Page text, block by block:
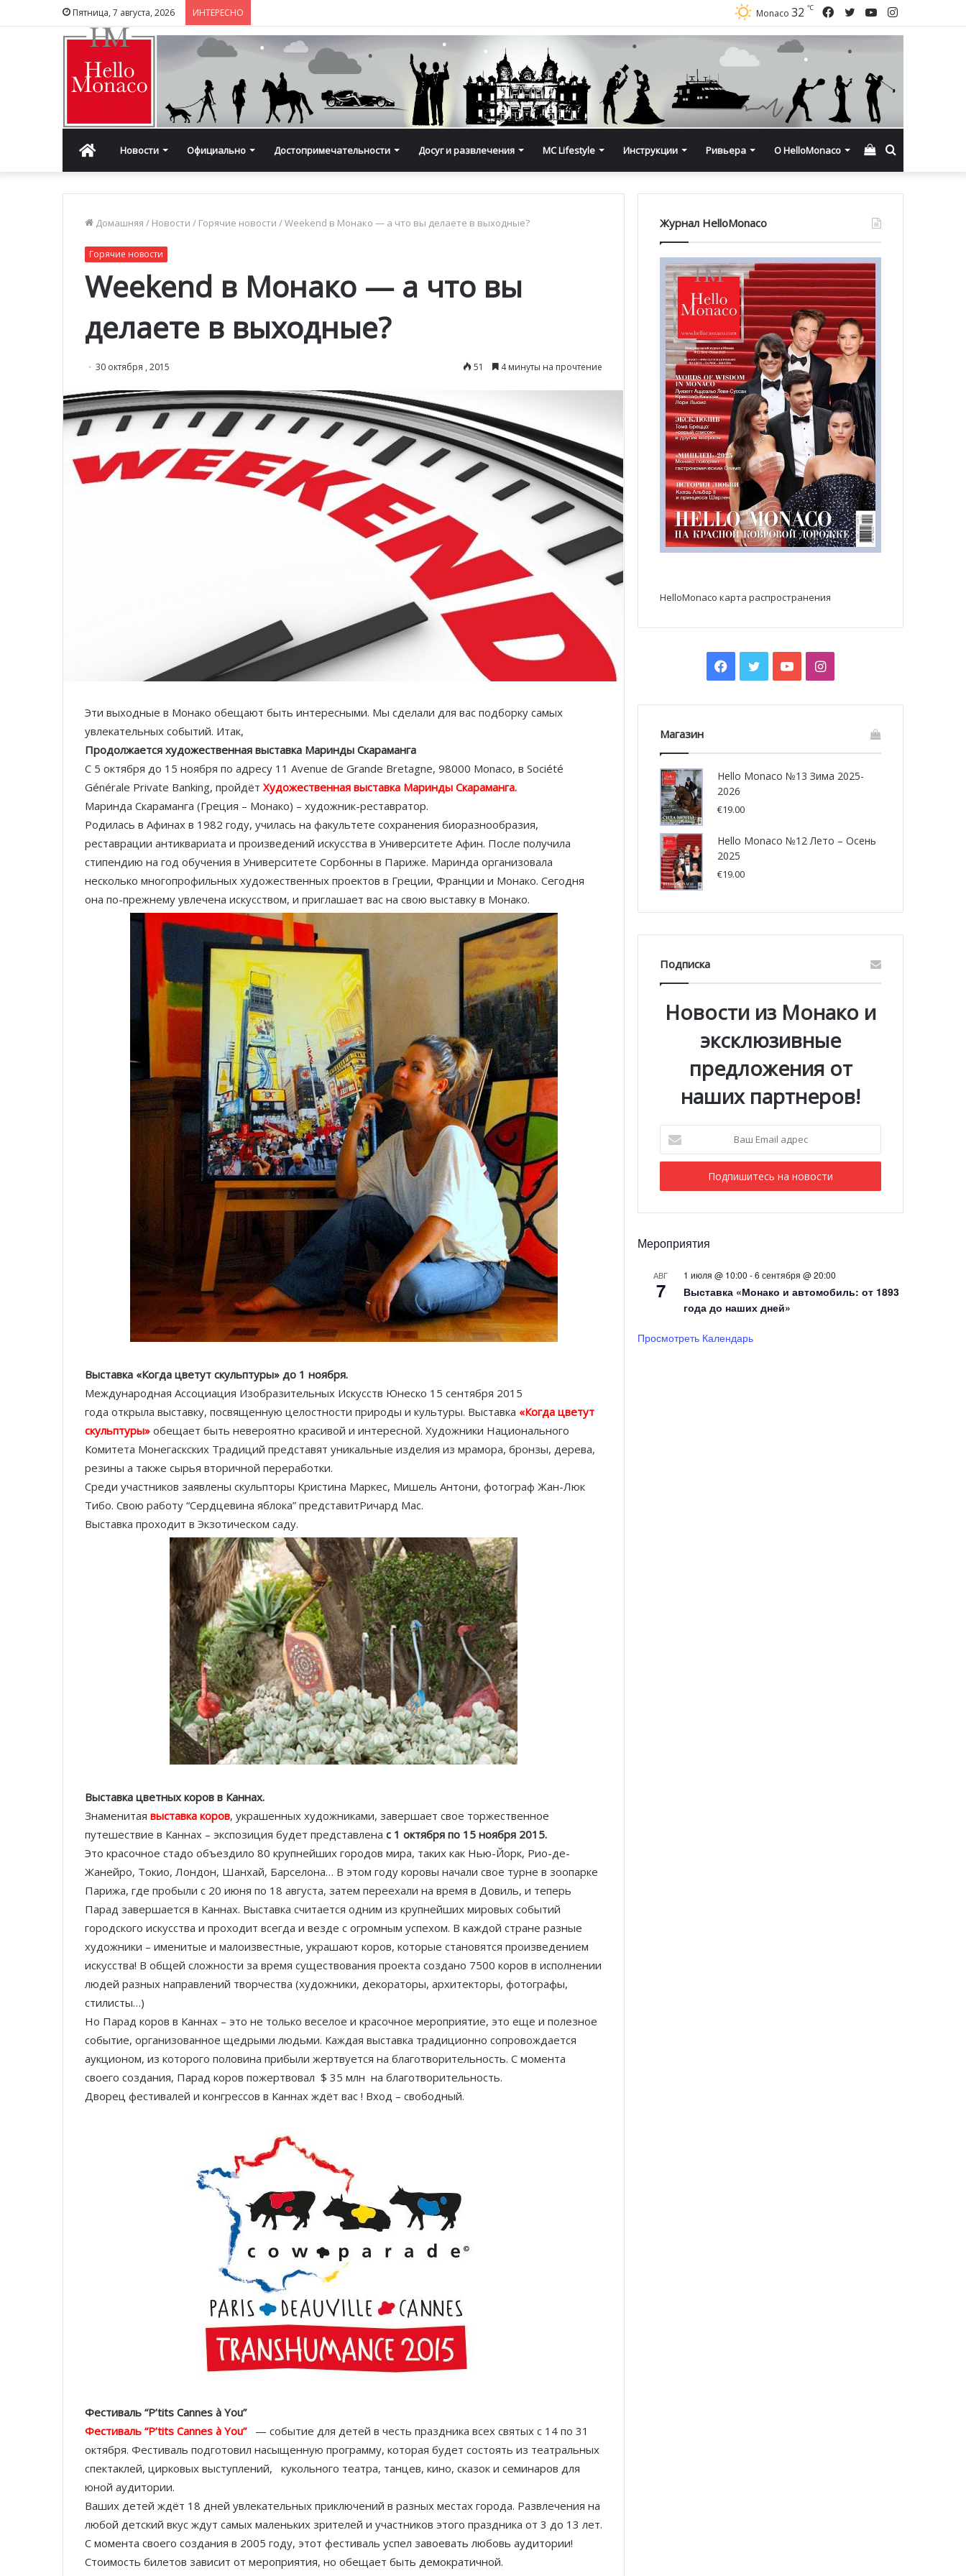
Пятница, 7 августа, 2026 ИНТЕРЕСНО Instagram
YouTube
Twitter
Facebook
Monaco 32 ℃
ГлавнаяНовости Официально Достопримечательности Досуг и развлечения MC Lifestyle Инструкции Ривьера О HelloMonaco Смотреть
корзину
Домашняя / Новости / Горячие новости /Weekend в Монако — а что вы делаете в выходные?
Горячие новости
Weekend в Монако — а что вы
делаете в выходные?
30 октября , 2015 51 4 минуты на прочтение
Эти выходные в Монако обещают быть интересными. Мы сделали для вас подборку самых
увлекательных событий. Итак,
Продолжается художественная выставка Маринды Скараманга
С 5 октября до 15 ноября по адресу 11 Avenue de Grande Bretagne, 98000 Monaco, в Société
Générale Private Banking, пройдёт Художественная выставка Маринды Скараманга.
Маринда Скараманга (Греция – Монако) – художник-реставратор.
Родилась в Афинах в 1982 году, училась на факультете сохранения биоразнообразия,
реставрации антиквариата и произведений искусства в Университете Афин. После получила
стипендию на год обучения в Университете Сорбонны в Париже. Маринда организовала
несколько многопрофильных художественных проектов в Греции, Франции и Монако. Сегодня
она по-прежнему увлечена искусством, и приглашает вас на свою выставку в Монако.
Выставка «Когда цветут скульптуры» до 1 ноября.
Международная Ассоциация Изобразительных Искусств Юнеско 15 сентября 2015
года открыла выставку, посвященную целостности природы и культуры. Выставка «Когда цветут
скульптуры» обещает быть невероятно красивой и интересной. Художники Национального
Комитета Монегаскских Традиций представят уникальные изделия из мрамора, бронзы, дерева,
резины а также сырья вторичной переработки.
Среди участников заявлены скульпторы Кристина Маркес, Мишель Антони, фотограф Жан-Люк
Тибо. Свою работу “Сердцевина яблока” представитРичард Мас.
Выставка проходит в Экзотическом саду.
Выставка цветных коров в Каннах.
Знаменитая выставка коров, украшенных художниками, завершает свое торжественное
путешествие в Каннах – экспозиция будет представлена с 1 октября по 15 ноября 2015.
Это красочное стадо объездило 80 крупнейших городов мира, таких как Нью-Йорк, Рио-де-
Жанейро, Токио, Лондон, Шанхай, Барселона… В этом году коровы начали свое турне в зоопарке
Парижа, где пробыли с 20 июня по 18 августа, затем переехали на время в Довиль, и теперь
Парад завершается в Каннах. Выставка считается одним из крупнейших мировых событий
городского искусства и проходит всегда и везде с огромным успехом. В каждой стране разные
художники – именитые и малоизвестные, украшают коров, которые становятся произведением
искусства! В общей сложности за время существования проекта создано 7500 коров в исполнении
людей разных направлений творчества (художники, декораторы, архитекторы, фотографы,
стилисты…)
Но Парад коров в Каннах – это не только веселое и красочное мероприятие, это еще и полезное
событие, организованное щедрыми людьми. Каждая выставка традиционно сопровождается
аукционом, из которого половина прибыли жертвуется на благотворительность. С момента
своего создания, Парад коров пожертвовал $ 35 млн на благотворительность.
Дворец фестивалей и конгрессов в Каннах ждёт вас ! Вход – свободный.
Фестиваль “P’tits Cannes à You”
Фестиваль “P’tits Cannes à You”
— событие для детей в честь праздника всех святых с 14 по 31
октября. Фестиваль подготовил насыщенную программу, которая будет состоять из театральных
спектаклей, цирковых выступлений, кукольного театра, танцев, кино, сказок и семинаров для
юной аудитории.
Ваших детей ждёт 18 дней увлекательных приключений в разных местах города. Развлечения на
любой детский вкус ждут самых маленьких зрителей и участников этого праздника от 3 до 13 лет.
С момента своего создания в 2005 году, этот фестиваль успел завоевать любовь аудитории!
Стоимость билетов зависит от мероприятия, но обещает быть демократичной.
Журнал HelloMonaco
HelloMonaco карта распространения
Facebook
TwitterYouTubeInstagram
Магазин
Hello Monaco №13 Зима 2025-
2026
€19.00
Hello Monaco №12 Лето – Осень
2025
€19.00
Подписка
Новости из Монако и
эксклюзивные
предложения от
наших партнеров!
Email
адрес
Мероприятия
АВГ
7
1 июля @ 10:00 -6 сентября @ 20:00
Выставка «Монако и автомобиль: от 1893
года до наших дней»
Просмотреть Календарь